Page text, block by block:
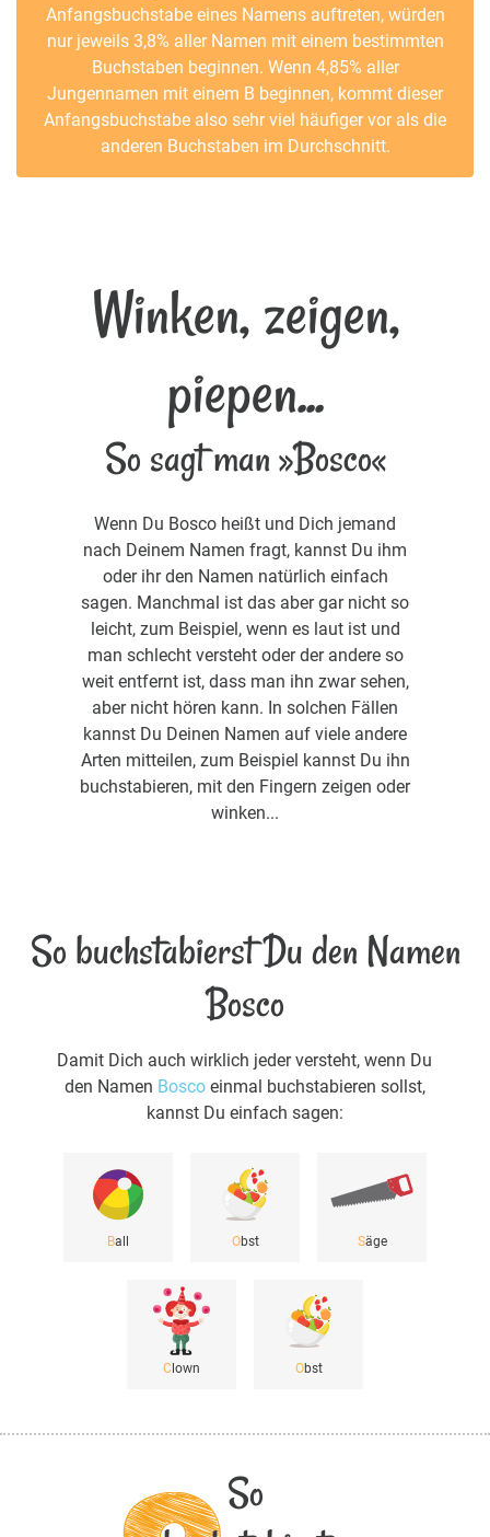
Anfangsbuchstabe eines Namens auftreten, würden
nur jeweils 3,8% aller Namen mit einem bestimmten
Buchstaben beginnen. Wenn 4,85% aller
Jungennamen mit einem B beginnen, kommt dieser
Anfangsbuchstabe also sehr viel häufiger vor als die
anderen Buchstaben im Durchschnitt.
Winken, zeigen,
piepen...
So sagt man »Bosco«
Wenn Du Bosco heißt und Dich jemand
nach Deinem Namen fragt, kannst Du ihm
oder ihr den Namen natürlich einfach
sagen. Manchmal ist das aber gar nicht so
leicht, zum Beispiel, wenn es laut ist und
man schlecht versteht oder der andere so
weit entfernt ist, dass man ihn zwar sehen,
aber nicht hören kann. In solchen Fällen
kannst Du Deinen Namen auf viele andere
Arten mitteilen, zum Beispiel kannst Du ihn
buchstabieren, mit den Fingern zeigen oder
winken...
So buchstabierst Du den Namen
Bosco
Damit Dich auch wirklich jeder versteht, wenn Du
den Namen Boscoeinmal buchstabieren sollst,
kannst Du einfach sagen:
Ball Obst Säge
Clown Obst
So